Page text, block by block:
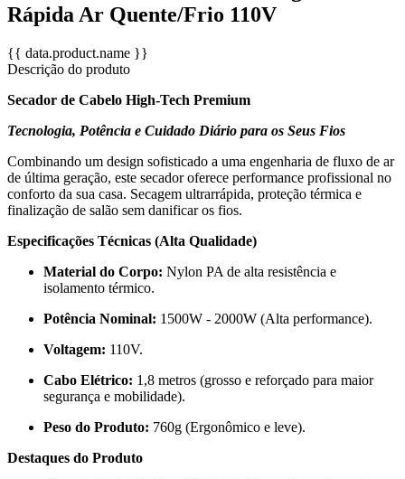
Rápida Ar Quente/Frio 110V
{{ data.product.name }}
Descrição do produto
Secador de Cabelo High-Tech Premium
Tecnologia, Potência e Cuidado Diário para os Seus Fios
Combinando um design sofisticado a uma engenharia de fluxo de ar
de última geração, este secador oferece performance profissional no
conforto da sua casa. Secagem ultrarrápida, proteção térmica e
finalização de salão sem danificar os fios.
Especificações Técnicas (Alta Qualidade)
Material do Corpo: Nylon PA de alta resistência e
isolamento térmico.
Potência Nominal: 1500W - 2000W (Alta performance).
Voltagem: 110V.
Cabo Elétrico: 1,8 metros (grosso e reforçado para maior
segurança e mobilidade).
Peso do Produto: 760g (Ergonômico e leve).
Destaques do Produto